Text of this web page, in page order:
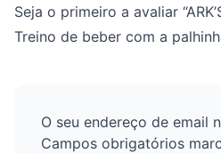
Seja o primeiro a avaliar
Treino de beber com a
O seu endereço de email
Campos obrigatórios